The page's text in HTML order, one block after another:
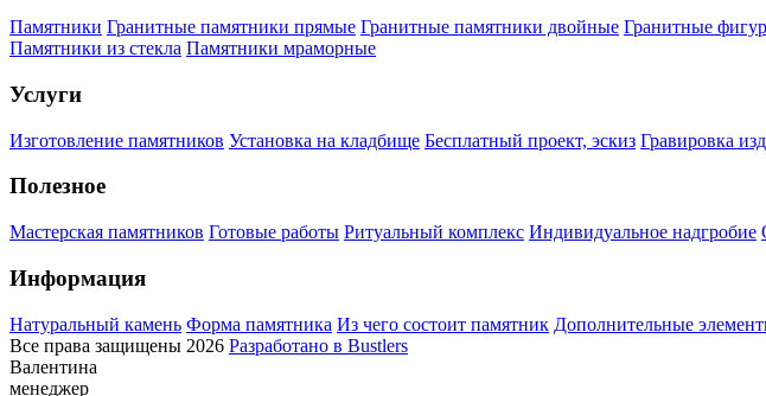
Памятники Гранитные памятники прямые Гранитные памятники двойные Гранитные
Памятники из стекла Памятники мраморные
Услуги
Изготовление памятников Установка на кладбище Бесплатный проект, эскиз Гравировка
Полезное
Мастерская памятников Готовые работы Ритуальный комплекс Индивидуальное надгробие
Информация
Натуральный камень Форма памятника Из чего состоит памятник Дополнительные
Все права защищены 2026 Разработано в Bustlers
Валентина
менеджер